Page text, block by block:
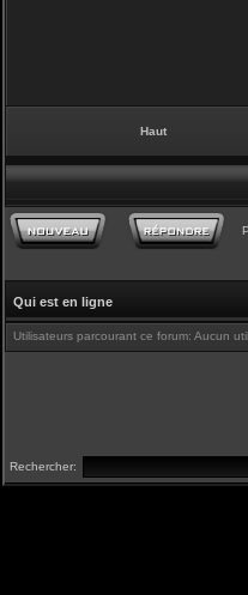
Haut
Qui est en ligne
Utilisateurs parcourant ce forum: Aucun
Rechercher: